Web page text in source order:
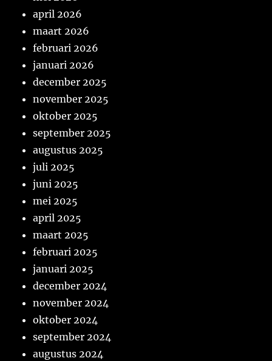
april 2026
maart 2026
februari 2026
januari 2026
december 2025
november 2025
oktober 2025
september 2025
augustus 2025
juli 2025
juni 2025
mei 2025
april 2025
maart 2025
februari 2025
januari 2025
december 2024
november 2024
oktober 2024
september 2024
augustus 2024